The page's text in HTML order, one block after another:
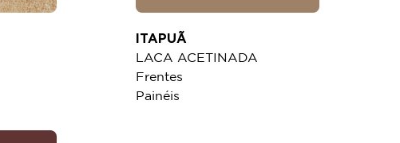
ITAPUÃ
LACA ACETINADA
Frentes
Painéis